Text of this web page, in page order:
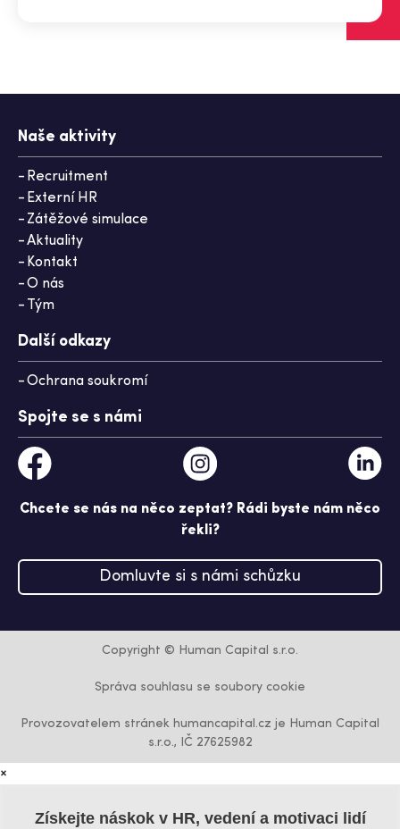
Naše aktivity
Recruitment
Externí HR
Zátěžové simulace
Aktuality
Kontakt
O nás
Tým
Další odkazy
Ochrana soukromí
Spojte se s námi
Chcete se nás na něco zeptat? Rádi byste nám něco
řekli?
Domluvte si s námi schůzku
Copyright © Human Capital s.r.o.
Správa souhlasu se soubory cookie
Provozovatelem stránek humancapital.cz je Human Capital
s.r.o., IČ 27625982
×
Získejte náskok v HR, vedení a motivaci lidí